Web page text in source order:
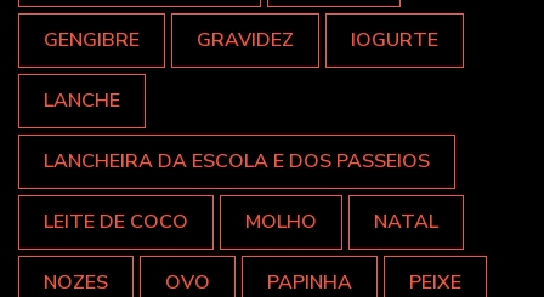
GENGIBRE GRAVIDEZ IOGURTE
LANCHE
LANCHEIRA DA ESCOLA E DOS PASSEIOS
LEITE DE COCO MOLHO NATAL
NOZES OVO PAPINHA PEIXE